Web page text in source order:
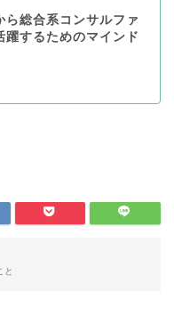
ら総合系コンサルファ
躍するためのマインド
と